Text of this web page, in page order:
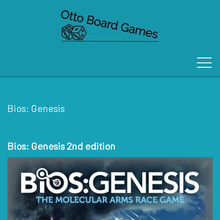
OM OS
KONTAKT
Bios: Genesis
Bios: Genesis 2nd edition